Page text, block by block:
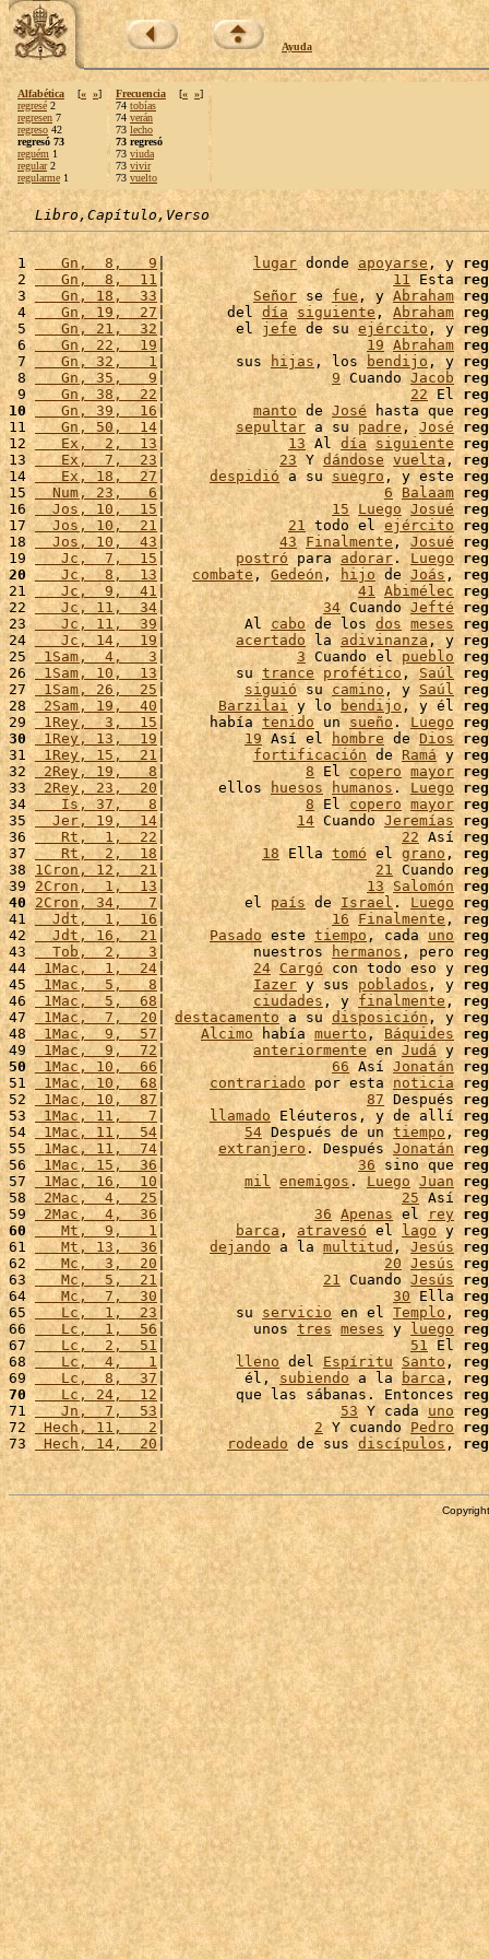
Ayuda
Alfabética [« »]
regresé 2
regresen 7
regreso 42
regresó 73
reguém 1
regular2
regularme 1
Frecuencia [« »]
74 tobías
74 verán
73 lecho
73 regresó
73 viuda
73 vivir
73 vuelto
Libro,Capítulo,Verso
1
   Gn,  8,   9
| lugar donde apoyarse , y
2
   Gn,  8,  11
| 11 Esta
3
   Gn, 18,  33
| Señor se fue, y Abraham
4
   Gn, 19,  27
|       del día siguiente, Abraham
5
   Gn, 21,  32
|        el jefe de su ejército, y
6
   Gn, 22,  19
| 19 Abraham
7
   Gn, 32,   1
|        sus hijas , los bendijo , y
8
   Gn, 35,   9
| 9 Cuando Jacob
9
   Gn, 38,  22
| 22 El
10
   Gn, 39,  16
| manto de José hasta que
11
   Gn, 50,  14
| sepultar a su padre , José
12
   Ex,  2,  13
| 13 Al día siguiente
13
   Ex,  7,  23
| 23 Y dándose vuelta ,
14
   Ex, 18,  27
| despidió a su suegro, y este
15
  Num, 23,   6
| 6 Balaam
16
  Jos, 10,  15
| 15 Luego Josué
17
  Jos, 10,  21
| 21 todo el ejército
18
  Jos, 10,  43
| 43 Finalmente , Josué
19
   Jc,  7,  15
| postró para adorar. Luego
20
   Jc,  8,  13
| combate , Gedeón , hijo de Joás ,
21
   Jc,  9,  41
| 41 Abimélec
22
   Jc, 11,  34
| 34 Cuando Jefté
23
   Jc, 11,  39
|         Al cabo de los dos meses
24
   Jc, 14,  19
| acertado la adivinanza , y
25
1Sam,  4,   3 | 3 Cuando el pueblo
26 1Sam, 10,  13 |        su trance profético , Saúl
27
1Sam, 26,  25| siguió su camino , y Saúl
28 2Sam, 19,  40 | Barzilai y lo bendijo , y él
29 1Rey,  3,  15 |     había tenido un sueño . Luego
30
1Rey, 13,  19| 19 Así el hombre de Dios
31 1Rey, 15,  21 | fortificación de Ramá y
32
2Rey, 19,   8| 8 El copero mayor
33
2Rey, 23,  20|      ellos huesos humanos . Luego
34
   Is, 37,   8
| 8 El copero mayor
35
  Jer, 19,  14
| 14 Cuando Jeremías
36
   Rt,  1,  22
| 22 Así
37
   Rt,  2,  18
| 18 Ella tomó el grano ,
38 1Cron, 12,  21| 21 Cuando
39 2Cron,  1,  13| 13 Salomón
40 2Cron, 34,   7 |         el país de Israel . Luego
41
  Jdt,  1,  16
| 16 Finalmente ,
42
  Jdt, 16,  21
| Pasado este tiempo, cada uno
43
  Tob,  2,   3
|          nuestros hermanos , pero
44 1Mac,  1,  24| 24 Cargó con todo eso y
45 1Mac,  5,   8 | Iazer y sus poblados , y
46 1Mac,  5,  68| ciudades , y finalmente,
47
1Mac,  7,  20 destacamento a su disposición, y
48 1Mac,  9,  57 | Alcimo había muerto , Báquides
49
1Mac,  9,  72| anteriormente en Judá y
50 1Mac, 10,  66| 66 Así Jonatán
51 1Mac, 10,  68 | contrariado por esta noticia
52 1Mac, 10,  87 | 87 Después
53 1Mac, 11,   7 | llamado Eléuteros, y de allí
54 1Mac, 11,  54 | 54 Después de un tiempo ,
55
1Mac, 11,  74| extranjero . Después Jonatán
56 1Mac, 15,  36| 36 sino que
57 1Mac, 16,  10| mil enemigos. Luego Juan
58 2Mac,  4,  25 | 25 Así
59 2Mac,  4,  36 | 36 Apenas el rey
60
   Mt,  9,   1
| barca , atravesó el lago y
61
   Mt, 13,  36
| dejando a la multitud , Jesús
62
   Mc,  3,  20
| 20 Jesús
63
   Mc,  5,  21
| 21 Cuando Jesús
64
   Mc,  7,  30
| 30 Ella
65
   Lc,  1,  23
|        su servicio en el Templo,
66
   Lc,  1,  56
|          unos tres meses y luego
67
   Lc,  2,  51
| 51 El
68
   Lc,  4,   1
| lleno del Espíritu Santo,
69
   Lc,  8,  37
|         él, subiendo a la barca ,
70
   Lc, 24,  12
|        que las sábanas. Entonces
71
   Jn,  7,  53
| 53 Y cada uno
72
Hech, 11,   2| 2 Y cuando Pedro
73 Hech, 14,  20| rodeado de sus discípulos ,